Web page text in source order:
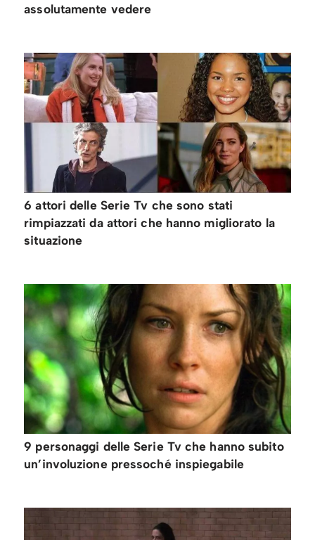
assolutamente vedere
6 attori delle Serie Tv che sono stati
rimpiazzati da attori che hanno migliorato la
situazione
9 personaggi delle Serie Tv che hanno subito
un’involuzione pressoché inspiegabile